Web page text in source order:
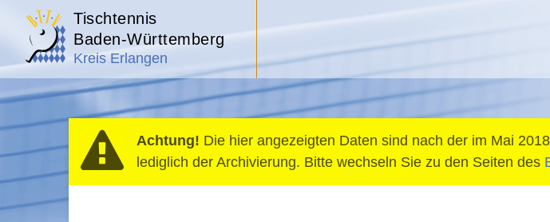
Tischtennis
Baden-Württemberg
Kreis Erlangen
Achtung! Die hier angezeigten Daten sind nach der im Mai
lediglich der Archivierung. Bitte wechseln Sie zu den Seiten des